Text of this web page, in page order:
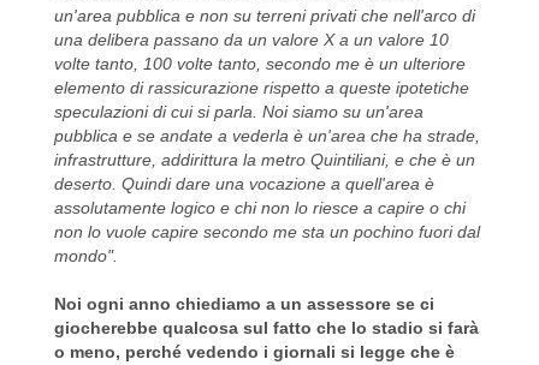
un'area pubblica e non su terreni privati che nell'arco di
una delibera passano da un valore X a un valore 10
volte tanto, 100 volte tanto, secondo me è un ulteriore
elemento di rassicurazione rispetto a queste ipotetiche
speculazioni di cui si parla. Noi siamo su un'area
pubblica e se andate a vederla è un'area che ha strade,
infrastrutture, addirittura la metro Quintiliani, e che è un
deserto. Quindi dare una vocazione a quell'area è
assolutamente logico e chi non lo riesce a capire o chi
non lo vuole capire secondo me sta un pochino fuori dal
mondo".
Noi ogni anno chiediamo a un assessore se ci
giocherebbe qualcosa sul fatto che lo stadio si farà
o meno, perché vedendo i giornali si legge che è